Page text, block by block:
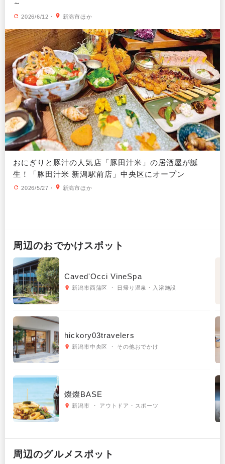
～
2026/6/12 ・ 新潟市ほか
おにぎりと豚汁の人気店「豚田汁米」の居酒屋が誕
生！「豚田汁米 新潟駅前店」中央区にオープン
2026/5/27 ・ 新潟市ほか
周辺のおでかけスポット
Caved'Occi VineSpa
新潟市西蒲区 ・ 日帰り温泉・入浴施設
hickory03travelers
新潟市中央区 ・ その他おでかけ
燦燦BASE
新潟市 ・ アウトドア・スポーツ
周辺のグルメ スポット